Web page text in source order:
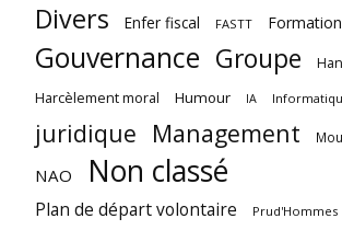
Divers Enfer fiscal FASTT Formation
Gouvernance Groupe
Harcèlement moral Humour IA
juridique Management
NAO Non classé
Plan de départ volontaire Prud'Hommes